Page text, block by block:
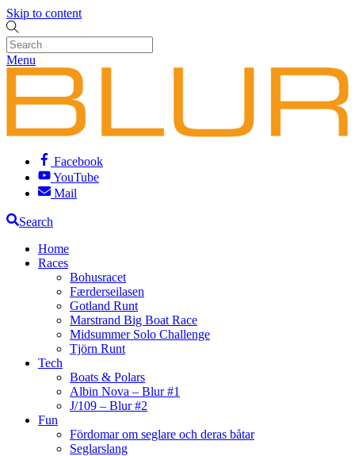
Skip to content
Menu
Facebook
YouTube
Mail
Search
Home
Races
Bohusracet
Færderseilasen
Gotland Runt
Marstrand Big Boat Race
Midsummer Solo Challenge
Tjörn Runt
Tech
Boats & Polars
Albin Nova – Blur #1
J/109 – Blur #2
Fun
Fördomar om seglare och deras båtar
Seglarslang